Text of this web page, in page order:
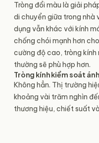
Tròng đổi màu là giải
di chuyển giữa trong nhà
dụng vẫn khác với kính
chống chói mạnh hơn
cường độ cao, tròng
thường sẽ phù hợp hơn.
Tròng kính kiểm soát
Không hẳn. Thị trường
khoảng vài trăm nghìn
thương hiệu, chiết suất